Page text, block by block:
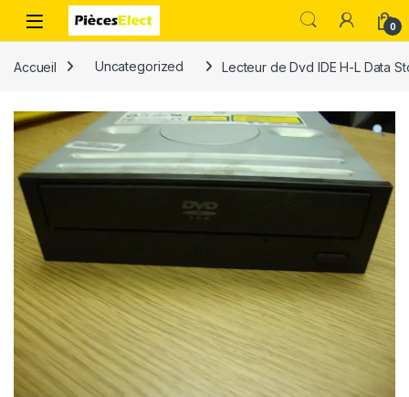
0
Accueil Uncategorized Lecteur de Dvd IDE H-L Data